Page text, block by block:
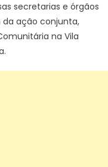
secretarias e órgãos
ação conjunta,
na Vila